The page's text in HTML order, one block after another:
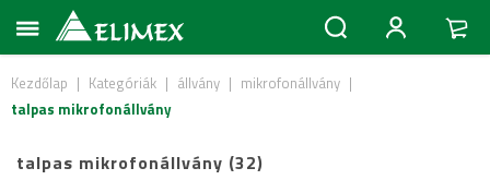
Kezdőlap | Kategóriák | állvány | mikrofonállvány |
talpas mikrofonállvány
talpas mikrofonállvány (32)